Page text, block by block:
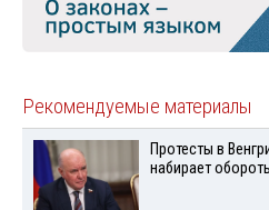
Рекомендуемые материалы
Протесты в
набирает